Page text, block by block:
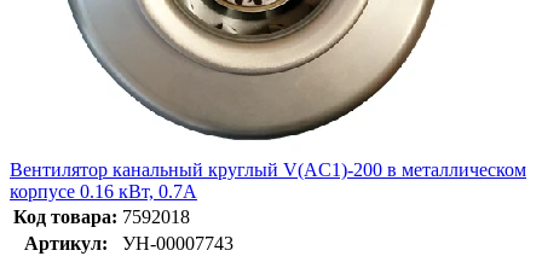
Вентилятор канальный круглый V(AC1)-200 в металлическом
корпусе 0.16 кВт, 0.7А
Код товара: 7592018
Артикул:
УН-00007743